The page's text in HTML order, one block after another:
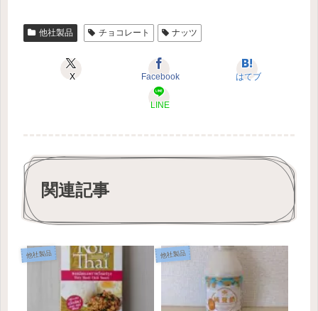
他社製品 チョコレート ナッツ
X Facebook はてブ
LINE
関連記事
他社製品 他社製品